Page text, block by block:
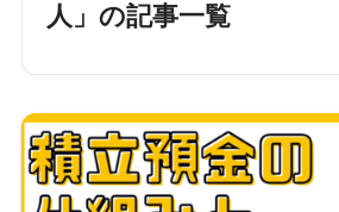
人」の記事一覧